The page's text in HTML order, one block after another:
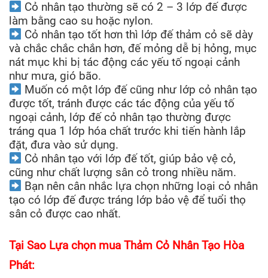
Cỏ nhân tạo thường sẽ có 2 – 3 lớp đế được
làm bằng cao su hoặc nylon.
Cỏ nhân tạo tốt hơn thì lớp đế thảm cỏ sẽ dày
và chắc chắc chắn hơn, đế mỏng dễ bị hỏng, mục
nát mục khi bị tác động các yếu tố ngoại cảnh
như mưa, gió bão.
Muốn có một lớp đế cũng như lớp cỏ nhân tạo
được tốt, tránh được các tác động của yếu tố
ngoại cảnh, lớp đế cỏ nhân tạo thường được
tráng qua 1 lớp hóa chất trước khi tiến hành lắp
đặt, đưa vào sử dụng.
Cỏ nhân tạo với lớp đế tốt, giúp bảo vệ cỏ,
cũng như chất lượng sân cỏ trong nhiều năm.
Bạn nên cân nhắc lựa chọn những loại cỏ nhân
tạo có lớp đế được tráng lớp bảo vệ để tuổi thọ
sân cỏ được cao nhất.
Tại Sao Lựa chọn mua Thảm Cỏ Nhân Tạo Hòa
Phát: